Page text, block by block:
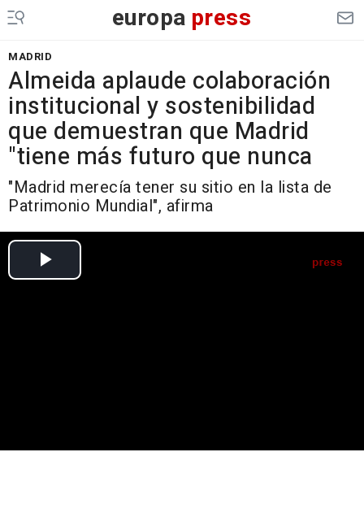
europa press
MADRID
Almeida aplaude colaboración
institucional y sostenibilidad
que demuestran que Madrid
"tiene más futuro que nunca
"Madrid merecía tener su sitio en la lista de
Patrimonio Mundial", afirma